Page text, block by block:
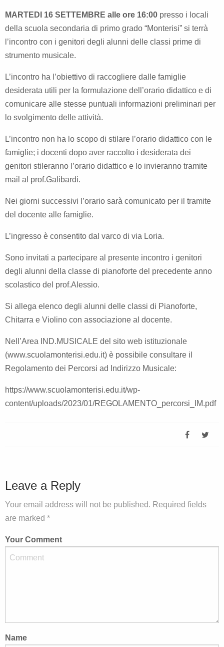
MARTEDI 16 SETTEMBRE alle ore 16:00 presso i locali
della scuola secondaria di primo grado “Monterisi” si terrà
l’incontro con i genitori degli alunni delle classi prime di
strumento musicale.
L’incontro ha l’obiettivo di raccogliere dalle famiglie
desiderata utili per la formulazione dell’orario didattico e di
comunicare alle stesse puntuali informazioni preliminari per
lo svolgimento delle attività.
L’incontro non ha lo scopo di stilare l’orario didattico con le
famiglie; i docenti dopo aver raccolto i desiderata dei
genitori stileranno l’orario didattico e lo invieranno tramite
mail al prof.Galibardi.
Nei giorni successivi l’orario sarà comunicato per il tramite
del docente alle famiglie.
L’ingresso è consentito dal varco di via Loria.
Sono invitati a partecipare al presente incontro i genitori
degli alunni della classe di pianoforte del precedente anno
scolastico del prof.Alessio.
Si allega elenco degli alunni delle classi di Pianoforte,
Chitarra e Violino con associazione al docente.
Nell’Area IND.MUSICALE del sito web istituzionale
(www.scuolamonterisi.edu.it) è possibile consultare il
Regolamento dei Percorsi ad Indirizzo Musicale:
https://www.scuolamonterisi.edu.it/wp-
content/uploads/2023/01/REGOLAMENTO_percorsi_IM.pdf
Leave a Reply
Your email address will not be published. Required fields
are marked *
Your Comment
Name